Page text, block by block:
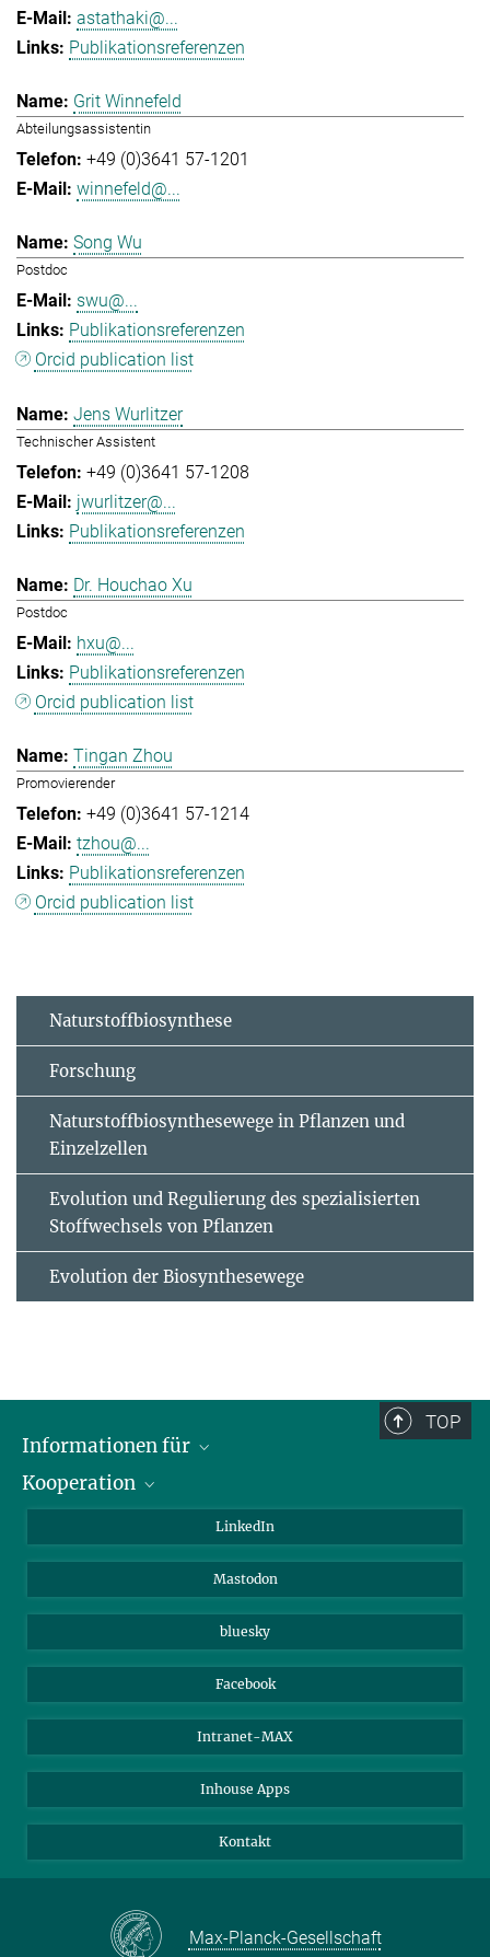
astathaki@...
Publikationsreferenzen
Grit Winnefeld
Abteilungsassistentin
+49 (0)3641 57-1201
winnefeld@...
Song Wu
Postdoc
swu@...
Publikationsreferenzen
Orcid publication list
Jens Wurlitzer
Technischer Assistent
+49 (0)3641 57-1208
jwurlitzer@...
Publikationsreferenzen
Dr. Houchao Xu
Postdoc
hxu@...
Publikationsreferenzen
Orcid publication list
Tingan Zhou
Promovierender
+49 (0)3641 57-1214
tzhou@...
Publikationsreferenzen
Orcid publication list
Naturstoffbiosynthese
Forschung
Naturstoffbiosynthesewege in Pflanzen und
Einzelzellen
Evolution und Regulierung des spezialisierten
Stoffwechsels von Pflanzen
Evolution der Biosynthesewege
TOP
Informationen für
Journalisten
Kooperation
Max-Planck-Gesellschaft
Beutenberg Campus e.V.
LinkedIn
Mastodon
bluesky
Facebook
Intranet-MAX
Inhouse Apps
Kontakt
Max-Planck-Gesellschaft